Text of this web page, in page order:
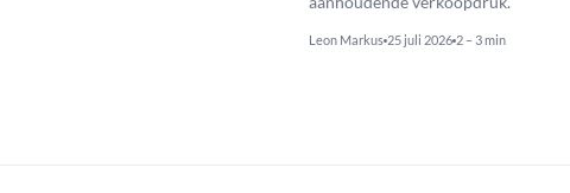
Leon Markus 25 juli 2026 2 – 3 min